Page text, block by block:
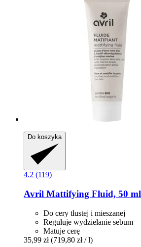
Do koszyka
4.2 (119)
Avril Mattifying Fluid, 50 ml
Do cery tłustej i mieszanej
Reguluje wydzielanie sebum
Matuje cerę
35,99 zł (719,80 zł / l)